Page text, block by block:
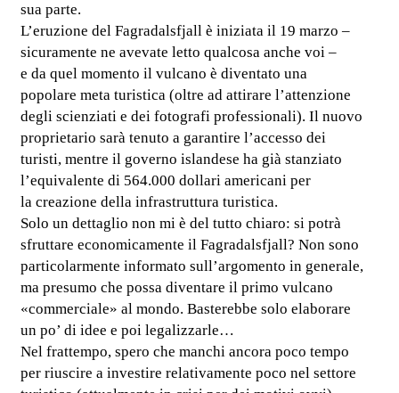
sua parte.
L’eruzione del Fagradalsfjall è iniziata il 19 marzo –
sicuramente ne avevate letto qualcosa anche voi –
e da quel momento il vulcano è diventato una
popolare meta turistica (oltre ad attirare l’attenzione
degli scienziati e dei fotografi professionali). Il nuovo
proprietario sarà tenuto a garantire l’accesso dei
turisti, mentre il governo islandese ha già stanziato
l’equivalente di 564.000 dollari americani per
la creazione della infrastruttura turistica.
Solo un dettaglio non mi è del tutto chiaro: si potrà
sfruttare economicamente il Fagradalsfjall? Non sono
particolarmente informato sull’argomento in generale,
ma presumo che possa diventare il primo vulcano
«commerciale» al mondo. Basterebbe solo elaborare
un po’ di idee e poi legalizzarle…
Nel frattempo, spero che manchi ancora poco tempo
per riuscire a investire relativamente poco nel settore